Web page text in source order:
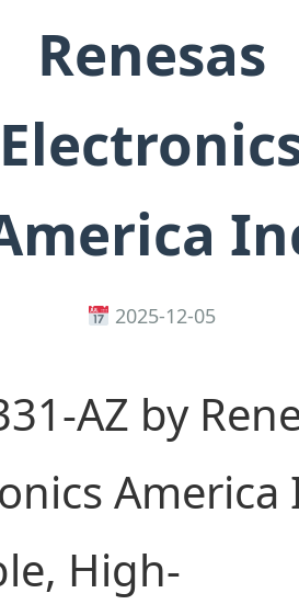
Renesas
2025-12-05
AZ by
High-